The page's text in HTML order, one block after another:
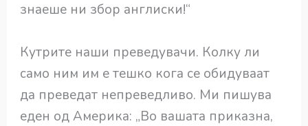
знаеше ни збор англиски!“
Кутрите наши преведувачи. Колку ли
само ним им е тешко кога се обидуваат
да преведат непреведливо. Ми пишува
еден од Америка: „Во вашата приказна,